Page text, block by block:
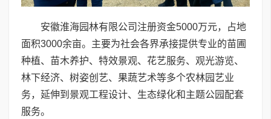
安徽淮海园林有限公司注册资金5000万元，占地
面积3000余亩。主要为社会各界承接提供专业的苗圃
种植、苗木养护、特效景观、花艺服务、观光游览、
林下经济、树姿创艺、果蔬艺术等多个农林园艺业
务，延伸到景观工程设计、生态绿化和主题公园配套
服务。